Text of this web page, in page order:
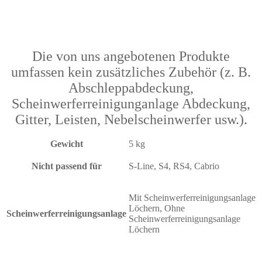
Die von uns angebotenen Produkte
umfassen kein zusätzliches Zubehör (z. B.
Abschleppabdeckung,
Scheinwerferreinigunganlage Abdeckung,
Gitter, Leisten, Nebelscheinwerfer usw.).
Gewicht 5 kg
Nicht passend für S-Line, S4, RS4, Cabrio
Scheinwerferreinigungsanlage
Mit Scheinwerferreinigungsanlage
Löchern, Ohne
Scheinwerferreinigungsanlage
Löchern